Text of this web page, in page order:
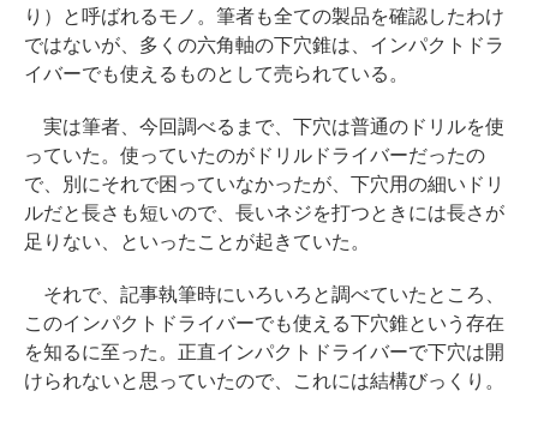
り）と呼ばれるモノ。筆者も全ての製品を確認したわけ
ではないが、多くの六角軸の下穴錐は、インパクトドラ
イバーでも使えるものとして売られている。
実は筆者、今回調べるまで、下穴は普通のドリルを使
っていた。使っていたのがドリルドライバーだったの
で、別にそれで困っていなかったが、下穴用の細いドリ
ルだと長さも短いので、長いネジを打つときには長さが
足りない、といったことが起きていた。
それで、記事執筆時にいろいろと調べていたところ、
このインパクトドライバーでも使える下穴錐という存在
を知るに至った。正直インパクトドライバーで下穴は開
けられないと思っていたので、これには結構びっくり。